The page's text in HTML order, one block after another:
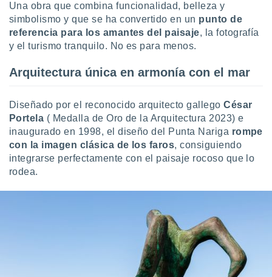
ni para
o
aunque
no
acceder a
web a
abono
Una obra que combina funcionalidad, belleza y
simbolismo y que se ha convertido en un punto de
referencia para los amantes del paisaje, la fotografía
y el turismo tranquilo. No es para menos.
Arquitectura única en armonía con el mar
Diseñado por el reconocido arquitecto gallegoCésar
Portela ( Medalla de Oro de la Arquitectura 2023) e
inaugurado en 1998, el diseño del Punta Nariga rompe
con la imagen clásica de los faros, consiguiendo
integrarse perfectamente con el paisaje rocoso que lo
rodea.